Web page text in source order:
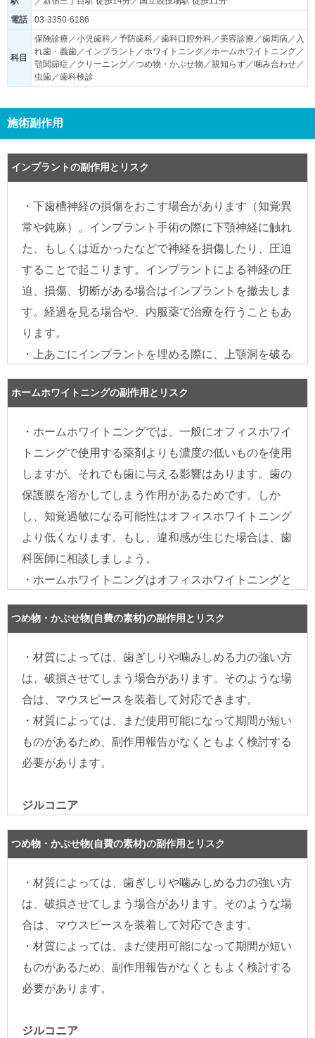
電話
03-3350-6186
科目
保険診療／小児歯科／予防歯科／歯科口腔外科／美容診療／歯周病／入
れ歯・義歯／インプラント／ホワイトニング／ホームホワイトニング／
顎関節症／クリーニング／つめ物・かぶせ物／親知らず／噛み合わせ／
虫歯／歯科検診
施術副作用